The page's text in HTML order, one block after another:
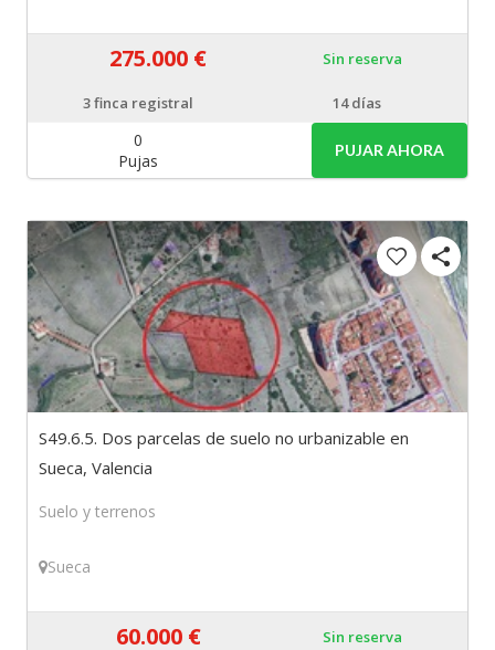
275.000 € Sin reserva
3finca registral 14 días
0
Pujas
PUJAR AHORA
S49.6.5. Dos parcelas de suelo no urbanizable en
Sueca, Valencia
Suelo y terrenos
Sueca
60.000 € Sin reserva